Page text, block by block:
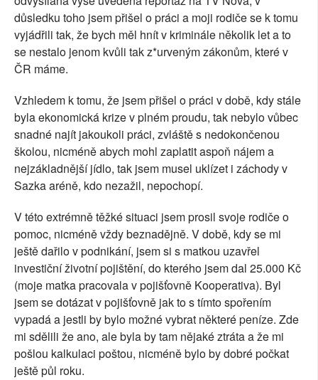
důsledku toho jsem přišel o práci a moji rodiče se k tomu
vyjádřili tak, že bych měl hnít v kriminále několik let a to
se nestalo jenom kvůli tak z*urveným zákonům, které v
ČR máme.
Vzhledem k tomu, že jsem přišel o práci v době, kdy stále
byla ekonomická krize v plném proudu, tak nebylo vůbec
snadné najít jakoukoli práci, zvláště s nedokončenou
školou, nicméně abych mohl zaplatit aspoň nájem a
nejzákladnější jídlo, tak jsem musel uklízet i záchody v
Sazka aréně, kdo nezažil, nepochopí.
V této extrémně těžké situaci jsem prosil svoje rodiče o
pomoc, nicméně vždy beznadějně. V době, kdy se mi
ještě dařilo v podnikání, jsem si s matkou uzavřel
investiční životní pojištění, do kterého jsem dal 25.000 Kč
(moje matka pracovala v pojišťovně Kooperativa). Byl
jsem se dotázat v pojišťovně jak to s tímto spořením
vypadá a jestli by bylo možné vybrat některé peníze. Zde
mi sdělili že ano, ale byla by tam nějaké ztráta a že mi
pošlou kalkulaci poštou, nicméně bylo by dobré počkat
ještě půl roku.